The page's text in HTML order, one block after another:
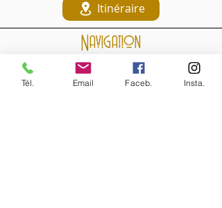
Itinéraire
Navigation
LES PÉPITES DES LIVES
Nouveautés de la semaine
Tél. Email Faceb. Insta.